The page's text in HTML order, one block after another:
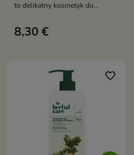
to delikatny kosmetyk do
łagodzi podrażnienia, wspiera
naturalną mikroflorę i pomaga
8,30 €
favorite_border